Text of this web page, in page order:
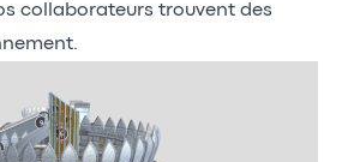
collaborateurs trouvent des